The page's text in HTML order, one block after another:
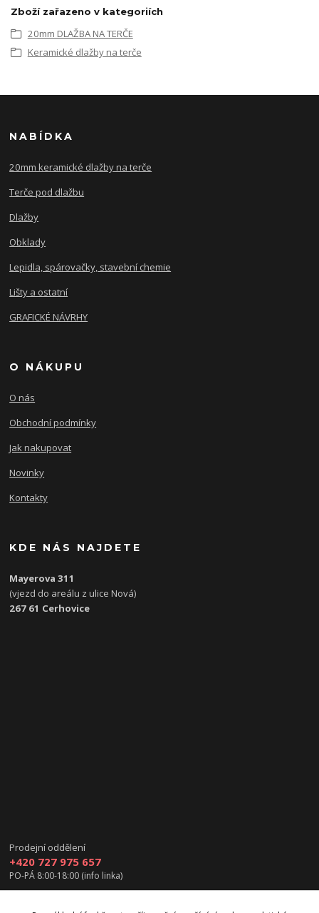
Zboží zařazeno v kategoriích
20mm DLAŽBA NA TERČE
Keramické dlažby na terče
NABÍDKA
20mm keramické dlažby na terče
Terče pod dlažbu
Dlažby
Obklady
Lepidla, spárovačky, stavební chemie
Lišty a ostatní
GRAFICKÉ NÁVRHY
O NÁKUPU
O nás
Obchodní podmínky
Jak nakupovat
Novinky
Kontakty
KDE NÁS NAJDETE
Mayerova 311
(vjezd do areálu z ulice Nová)
267 61 Cerhovice
Prodejní oddělení
+420 727 975 657
PO-PÁ 8:00-18:00 (info linka)